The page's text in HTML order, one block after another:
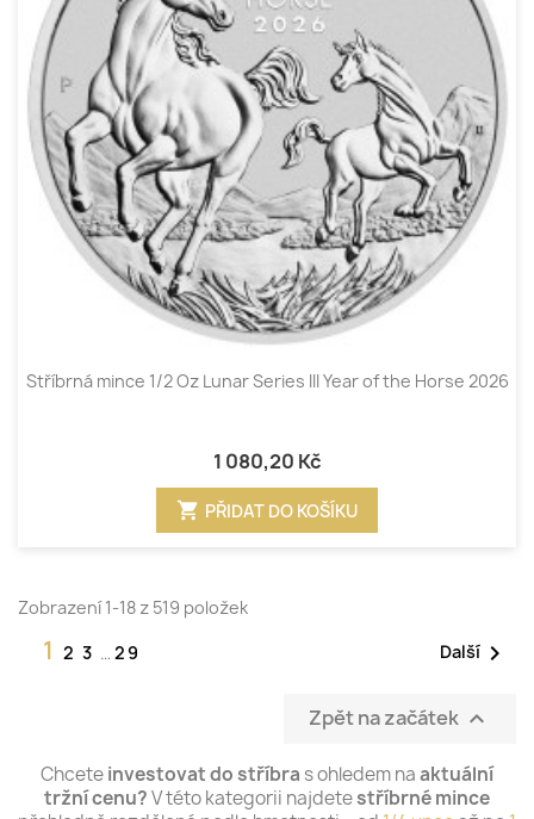
Stříbrná mince 1/2 Oz Lunar Series III Year of the Horse 2026
1 080,20 Kč
shopping_cart PŘIDAT DO KOŠÍKU
Zobrazení 1-18 z 519 položek
1 2 3 … 29 Další 
Zpět na začátek 
Chceteinvestovat do stříbra s ohledem naaktuální
tržní cenu?V této kategorii najdetestříbrné mince